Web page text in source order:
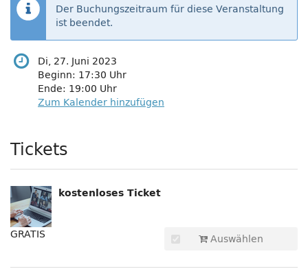
Der Buchungszeitraum für diese Veranstaltung
ist beendet.
Di, 27. Juni 2023
Beginn: 17:30 Uhr
Ende: 19:00 Uhr
Zum Kalender hinzufügen
Produkte
Tickets
kostenloses Ticket
GRATIS Auswählen